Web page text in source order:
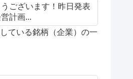
ございます！昨日発表
計画...
ている銘柄（企業）の一